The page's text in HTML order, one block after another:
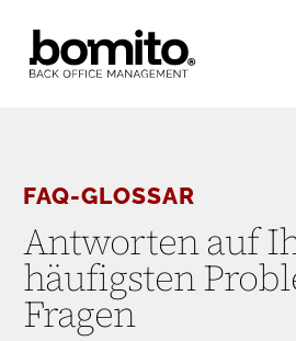
content
FAQ-GLOSSAR
Antworten auf
häufigsten
Fragen